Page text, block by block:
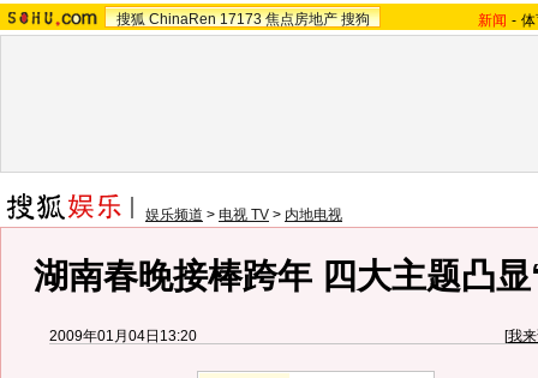
搜狐 ChinaRen 17173 焦点房地产 搜狗 新闻 -
娱乐频道 > 电视 TV > 内地电视
湖南春晚接棒跨年 四大主题凸
2009年01月04日13:20 [我